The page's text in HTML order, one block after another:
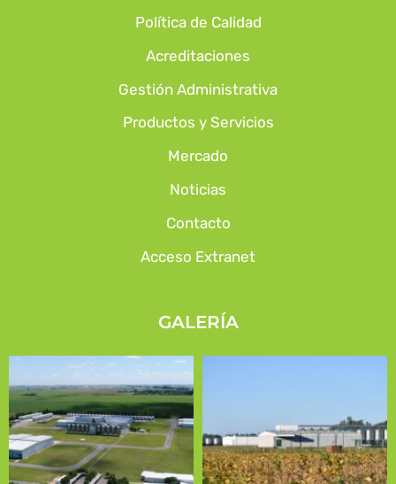
Política de Calidad
Acreditaciones
Gestión Administrativa
Productos y Servicios
Mercado
Noticias
Contacto
Acceso Extranet
GALERÍA